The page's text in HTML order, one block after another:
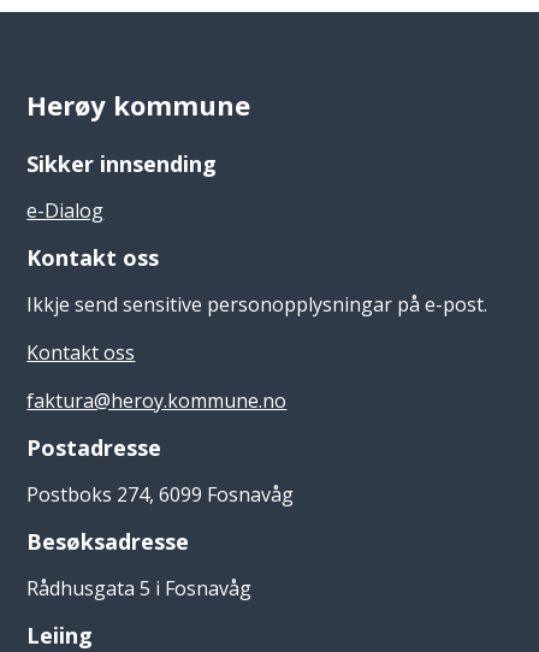
Herøy kommune
Sikker innsending
e-Dialog
Kontakt oss
Ikkje send sensitive personopplysningar på e-post.
Kontakt oss
faktura@heroy.kommune.no
Postadresse
Postboks 274, 6099 Fosnavåg
Besøksadresse
Rådhusgata 5 i Fosnavåg
Leiing